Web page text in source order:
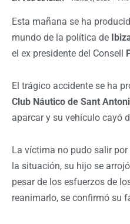
Esta mañana se ha
mundo de la política de
el ex presidente del Consell
El trágico accidente se ha
Club Náutico de Sant Antoni
aparcar y su vehículo cayó
La víctima no pudo salir
la situación, su hijo se
pesar de los esfuerzos de
reanimarlo, se confirmó su